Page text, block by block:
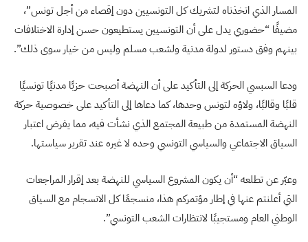
المسار الذي اتخذناه لتشريك كل التونسيين دون إقصاء من أجل تونس”،
مضيفًا “حضوري يدل على أن التونسيين يستطيعون حسن إدارة الاختلافات
بينهم وفق دستور لدولة مدنية ولشعب مسلم وليس من خيار سوى ذلك”.
ودعا السبسي الحركة إلى التأكيد على أن النهضة أصبحت حزبًا مدنيًا تونسيًا
قلبًا وقالبًا، ولاؤه لتونس وحدها، كما دعاها إلى التأكيد على خصوصية حركة
النهضة المستمدة من طبيعة المجتمع الذي نشأت فيه، مما يفرض اعتبار
السياق الاجتماعي والسياسي التونسي وحده لا غيره عند تقرير سياستها.
وعبّر عن تطلعه “أن يكون المشروع السياسي للنهضة بعد إقرار المراجعات
التي أعلنتم عنها في إطار مؤتمركم هذا، منسجمًا كل الانسجام مع السياق
الوطني العام ومستجيبًا لانتظارات الشعب التونسي”.